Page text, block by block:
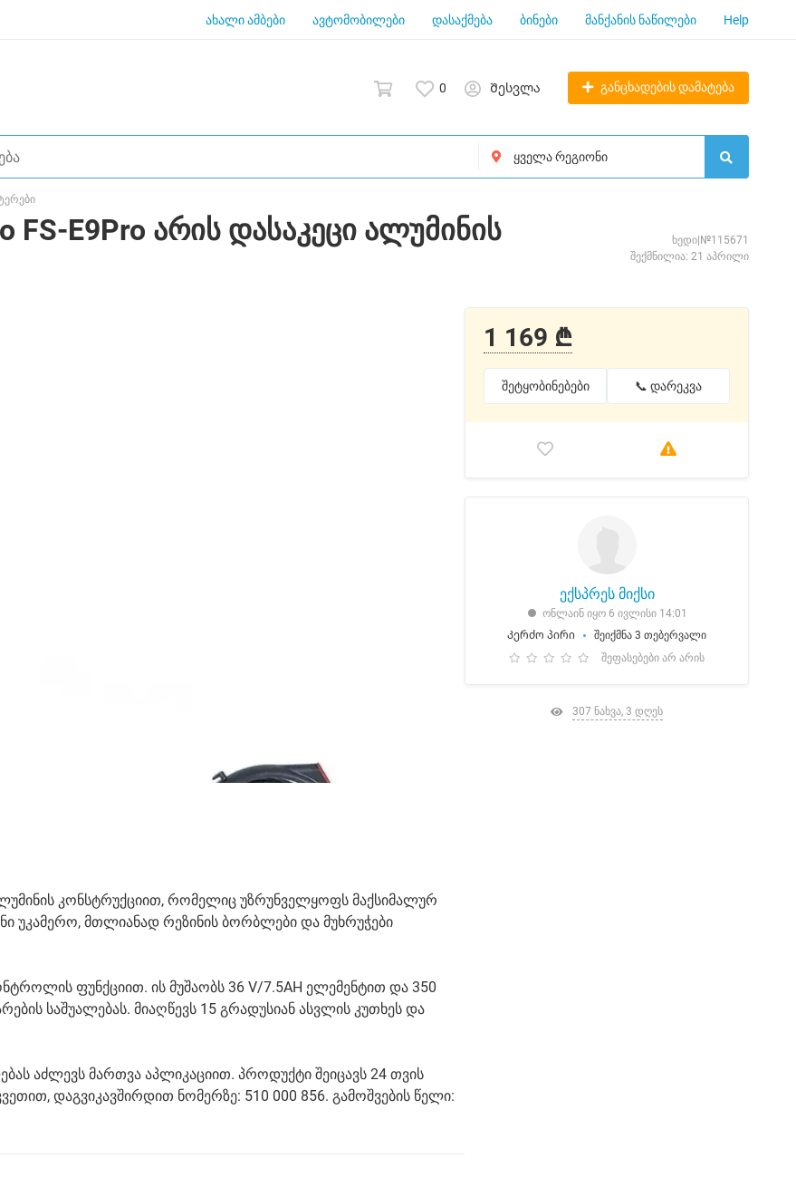
ახალი ამბები ავტომობილები დასაქმება ბინები მანქანის ნაწილები Help
0 Შესვლა განცხადების დამატება
E9Pro არის დასაკეცი ალუმინის
ხედი|№115671
შექმნილია: 21 აპრილი
კონსტრუქციით, რომელიც უზრუნველყოფს მაქსიმალურ
უკამერო, მთლიანად რეზინის ბორბლები და მუხრუჭები
ფუნქციით. ის მუშაობს 36 V/7.5AH ელემენტით და 350
საშუალებას. მიაღწევს 15 გრადუსიან ასვლის კუთხეს და
აძლევს მართვა აპლიკაციით. პროდუქტი შეიცავს 24 თვის
დაგვიკავშირდით ნომერზე: 510 000 856. გამოშვების წელი:
1 169 ₾
შეტყობინებები 📞 დარეკვა
ექსპრეს მიქსი
ონლაინ იყო 6 ივლისი 14:01
Კერძო პირი
შეიქმნა 3 თებერვალი
შეფასებები არ არის
307 ნახვა, 3 დღეს